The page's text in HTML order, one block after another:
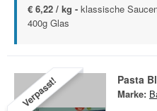
€ 6,22 / kg - klassische
400g Glas
Verpasst! Pasta
Marke: